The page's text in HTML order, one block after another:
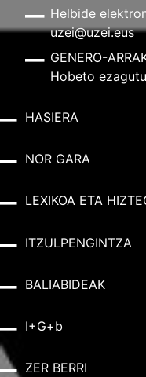
Helbide
uzei@uzei.eus
GENERO-
Hobeto
HASIERA
NOR GARA
LEXIKOA ETA
ITZULPENGINTZA
BALIABIDEAK
I+G+b
ZER BERRI